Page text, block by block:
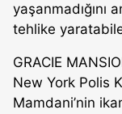
yaşanmadığını
tehlike
GRACIE
New York Polis
Mamdani’nin